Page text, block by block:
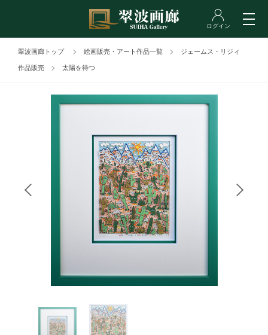
翠波画廊トップ 絵画販売・アート作品一覧 ジェームス・リジィ
作品販売 太陽を待つ